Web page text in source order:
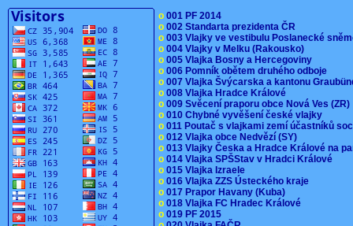
o 001 PF 2014
o 002 Standarta prezidenta ČR
o 003 Vlajky ve vestibulu Poslanecké
o 004 Vlajky v Melku (Rakousko)
o 005 Vlajka Bosny a Hercegoviny
o 006 Pomník obětem druhého odboje
o 007 Vlajka Švýcarska a kantonu
o 008 Vlajka Hradce Králové
o 009 Svěcení praporu obce Nová Ves
o 010 Chybné vyvěšení české vlajky
o 011 Poutač s vlajkami zemí účastníků
o 012 Vlajka obce Nedvězí (SY)
o 013 Vlajky Česka a Hradce Králové na
o 014 Vlajka SPŠStav v Hradci Králové
o 015 Vlajka Izraele
o 016 Vlajka ZZS Ústeckého kraje
o 017 Prapor Havany (Kuba)
o 018 Vlajka FC Hradec Králové
o 019 PF 2015